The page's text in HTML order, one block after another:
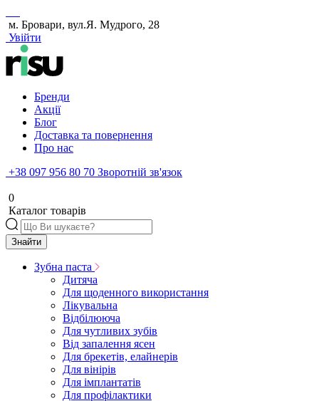
м. Бровари, вул.Я. Мудрого, 28
Увійти
Бренди
Акції
Блог
Доставка та повернення
Про нас
+38 097 956 80 70 Зворотній зв'язок
0
Каталог товарів
Знайти
Зубна паста
Дитяча
Для щоденного використання
Лікувальна
Відбілююча
Для чутливих зубів
Від запалення ясен
Для брекетів, елайнерів
Для вінірів
Для імплантатів
Для профілактики